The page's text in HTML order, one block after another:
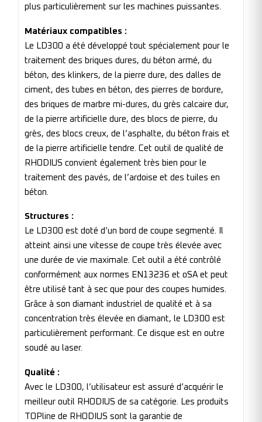
plus particulièrement sur les machines puissantes.
Matériaux compatibles :
Le LD300 a été développé tout spécialement pour le
traitement des briques dures, du béton armé, du
béton, des klinkers, de la pierre dure, des dalles de
ciment, des tubes en béton, des pierres de bordure,
des briques de marbre mi-dures, du grès calcaire dur,
de la pierre artificielle dure, des blocs de pierre, du
grès, des blocs creux, de l’asphalte, du béton frais et
de la pierre artificielle tendre. Cet outil de qualité de
RHODIUS convient également très bien pour le
traitement des pavés, de l’ardoise et des tuiles en
béton.
Structures :
Le LD300 est doté d’un bord de coupe segmenté. Il
atteint ainsi une vitesse de coupe très élevée avec
une durée de vie maximale. Cet outil a été contrôlé
conformément aux normes EN13236 et oSA et peut
être utilisé tant à sec que pour des coupes humides.
Grâce à son diamant industriel de qualité et à sa
concentration très élevée en diamant, le LD300 est
particulièrement performant. Ce disque est en outre
soudé au laser.
Qualité :
Avec le LD300, l’utilisateur est assuré d’acquérir le
meilleur outil RHODIUS de sa catégorie. Les produits
TOPline de RHODIUS sont la garantie de